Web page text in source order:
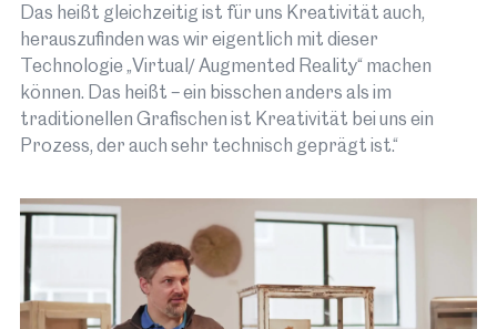
Das heißt gleichzeitig ist für uns Kreativität auch,
herauszufinden was wir eigentlich mit dieser
Technologie „Virtual/ Augmented Reality“ machen
können. Das heißt – ein bisschen anders als im
traditionellen Grafischen ist Kreativität bei uns ein
Prozess, der auch sehr technisch geprägt ist.“
Mehr Infos als iCal laden